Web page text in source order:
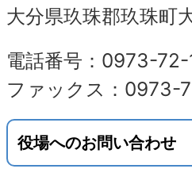
大分県玖珠郡玖珠町
電話番号：0973-72-
ファックス：0973-
役場へのお問い合わせ